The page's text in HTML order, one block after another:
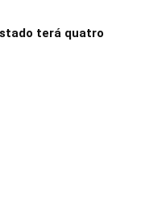
terá quatro